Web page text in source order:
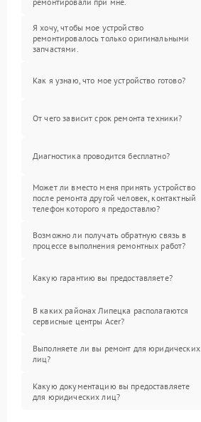
Я хочу, чтобы мое устройство
ремонтировалось только оригинальными
запчастями.
Как я узнаю, что мое устройство готово?
От чего зависит срок ремонта техники?
Диагностика проводится бесплатно?
Может ли вместо меня принять устройство
после ремонта другой человек, контактный
телефон которого я предоставлю?
Возможно ли получать обратную связь в
процессе выполнения ремонтных работ?
Какую гарантию вы предоставляете?
В каких районах Липецка располагаются
сервисные центры Acer?
Выполняете ли вы ремонт для юридических
лиц?
Какую документацию вы предоставляете
для юридических лиц?